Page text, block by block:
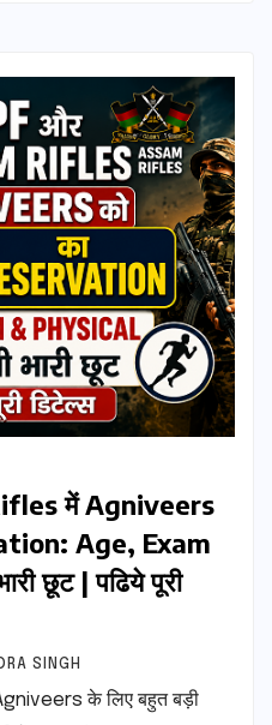
में Agniveers
Age, Exam
छूट | पढिये पूरी
SINGH
के लिए बहुत बड़ी